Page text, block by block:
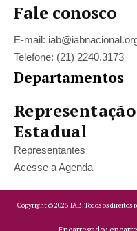
Fale conosco
E-mail:
Telefone: (21) 2240.3173
Departamentos
Representação
Estadual
Representantes
Acesse a Agenda
Copyright ©2025 IAB.Todos os direitos